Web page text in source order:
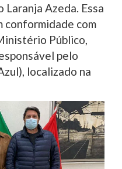
Azeda. Essa
conformidade com
Público,
pelo
localizado na